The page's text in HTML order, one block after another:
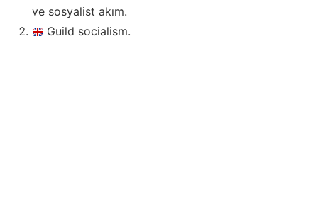
ve sosyalist akım.
Guild socialism.